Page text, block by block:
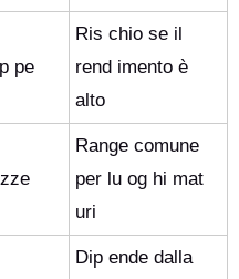
pe
Ris chio se il
rend imento è
alto
Range comune
per lu og hi mat
uri
Dip ende dalla